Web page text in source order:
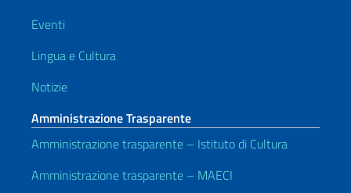
Eventi
Lingua e Cultura
Notizie
Amministrazione Trasparente
Amministrazione trasparente – Istituto di Cultura
Amministrazione trasparente – MAECI